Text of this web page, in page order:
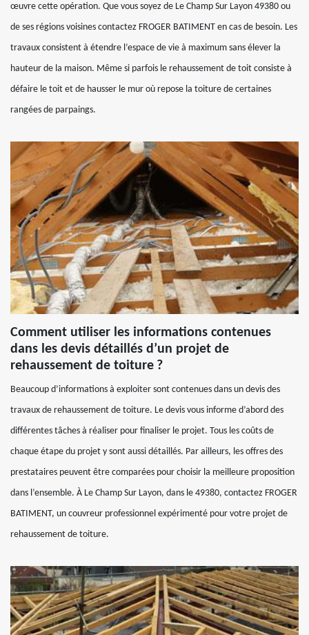
œuvre cette opération. Que vous soyez de Le Champ Sur Layon 49380 ou
de ses régions voisines contactez FROGER BATIMENT en cas de besoin. Les
travaux consistent à étendre l’espace de vie à maximum sans élever la
hauteur de la maison. Même si parfois le rehaussement de toit consiste à
défaire le toit et de hausser le mur où repose la toiture de certaines
rangées de parpaings.
Comment utiliser les informations contenues
dans les devis détaillés d’un projet de
rehaussement de toiture ?
Beaucoup d’informations à exploiter sont contenues dans un devis des
travaux de rehaussement de toiture. Le devis vous informe d’abord des
différentes tâches à réaliser pour finaliser le projet. Tous les coûts de
chaque étape du projet y sont aussi détaillés. Par ailleurs, les offres des
prestataires peuvent être comparées pour choisir la meilleure proposition
dans l’ensemble. À Le Champ Sur Layon, dans le 49380, contactez FROGER
BATIMENT, un couvreur professionnel expérimenté pour votre projet de
rehaussement de toiture.